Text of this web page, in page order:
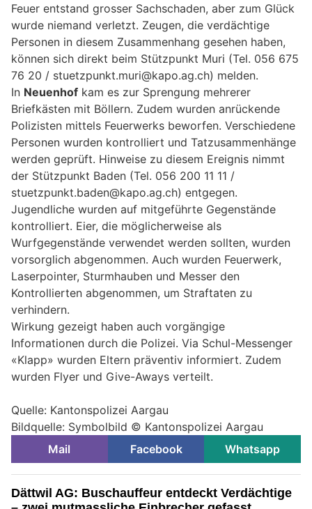
Feuer entstand grosser Sachschaden, aber zum Glück
wurde niemand verletzt. Zeugen, die verdächtige
Personen in diesem Zusammenhang gesehen haben,
können sich direkt beim Stützpunkt Muri (Tel. 056 675
76 20 / stuetzpunkt.muri@kapo.ag.ch) melden.
In Neuenhof kam es zur Sprengung mehrerer
Briefkästen mit Böllern. Zudem wurden anrückende
Polizisten mittels Feuerwerks beworfen. Verschiedene
Personen wurden kontrolliert und Tatzusammenhänge
werden geprüft. Hinweise zu diesem Ereignis nimmt
der Stützpunkt Baden (Tel. 056 200 11 11 /
stuetzpunkt.baden@kapo.ag.ch) entgegen.
Jugendliche wurden auf mitgeführte Gegenstände
kontrolliert. Eier, die möglicherweise als
Wurfgegenstände verwendet werden sollten, wurden
vorsorglich abgenommen. Auch wurden Feuerwerk,
Laserpointer, Sturmhauben und Messer den
Kontrollierten abgenommen, um Straftaten zu
verhindern.
Wirkung gezeigt haben auch vorgängige
Informationen durch die Polizei. Via Schul-Messenger
«Klapp» wurden Eltern präventiv informiert. Zudem
wurden Flyer und Give-Aways verteilt.
Quelle: Kantonspolizei Aargau
Bildquelle: Symbolbild © Kantonspolizei Aargau
Mail
Facebook Whatsapp
Dättwil AG: Buschauffeur entdeckt Verdächtige